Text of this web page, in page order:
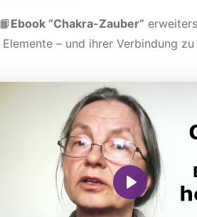
Ebook “Chakra-Zauber”
– und ihrer Verbindung